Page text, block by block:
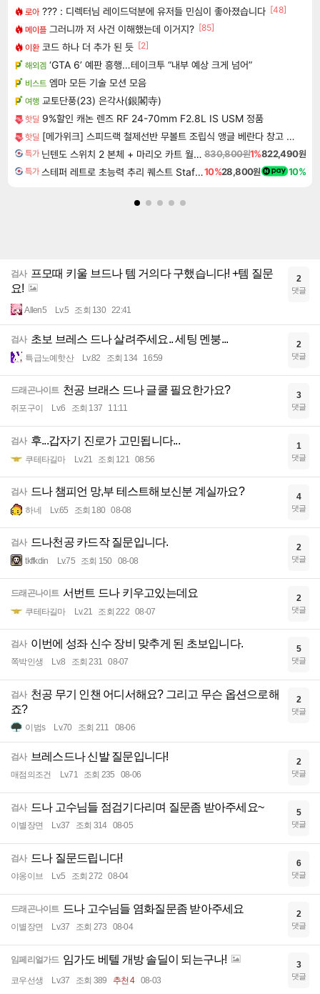
로아 ??? : 디렉터님 레이드덕분에 유저들 민심이 좋아졌습니다 [48]
메이플 그러니까 저 사건 이해했는데 이거지? [85]
이환 코드 하나 더 추가 된 듯 [2]
해외겜 ‘GTA 6’ 예판 흥행…테이크투 “내부 예상 크게 넘어”
비스트 엠마 모든 기술 모션 모음
여행 교토단풍(23) 은각사(銀閣寺)
핫딜 9%할인 캐논 렌즈 RF 24-70mm F2.8L IS USM 정품
핫딜 [메가위크] 스피드랙 철제선반 무볼트 조립식 앵글 베란다 창고 진열대 렉 300300600 2단
특가 닌텐도 스위치 2 본체 + 마리오 카트 월드 + 슈퍼 마리오 파티 잼버리 닌텐도 스위치 2 에디션 + 잼버리 TV 번들 830,800원1%822,490원
특가 스테퍼 레트로 초능력 추리 퀘스트 Staffer Retro A Supernatural Mystery Quest10%28,800원 10%
검사 프모때 키울 브드나 템 거의다 구했습니다! +템 질문
요!
Allen5 Lv.5 조회 130 22:41
2
댓글
검사 초보 브레스 드나 살려주세요.. 세팅 멘붕...
특급노예핫산 Lv.82 조회 134 16:59
2
댓글
드래곤나이트 천공 브래스 드나 글쿨 필요한가요?
쥐포구이 Lv.6 조회 137 11:11
3
댓글
검사 후...갑자기 진로가 고민됩니다...
쿠테타길마 Lv.21 조회 121 08:56
1
댓글
검사 드나 챔피언 망,부 테스트해보신분 계실까요?
하네 Lv.65 조회 180 08-08
4
댓글
검사 드나천공 카드작 질문입니다.
tkffkdin Lv.75 조회 150 08-08
2
댓글
드래곤나이트 서번트 드나 키우고있는데요
쿠테타길마 Lv.21 조회 222 08-07
2
댓글
검사 이번에 성좌 신수 장비 맞추게 된 초보입니다.
쪽박인생 Lv.8 조회 231 08-07
5
댓글
검사 천공 무기 인챈 어디서해요? 그리고 무슨 옵션으로해
죠?
이범s Lv.70 조회 211 08-06
2
댓글
검사 브레스드나 신발 질문입니다!
매점의조건 Lv.71 조회 235 08-06
2
댓글
검사 드나 고수님들 점검기다리며 질문좀 받아주세요~
이별장면 Lv.37 조회 314 08-05
5
댓글
검사 드나 질문드립니다!
야옹이브 Lv.5 조회 272 08-04
6
댓글
드래곤나이트 드나 고수님들 염화질문좀 받아주세요
이별장면 Lv.37 조회 273 08-04
2
댓글
임페리얼가드 임가도 베텔 개방 솔딜이 되는구나!
코우선생 Lv.37 조회 389 추천 4 08-03
3
댓글